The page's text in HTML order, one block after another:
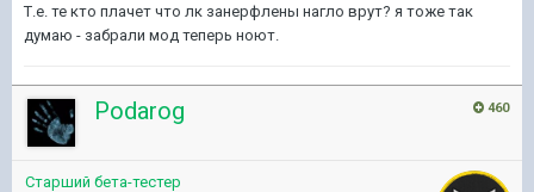
Т.е. те кто плачет что лк занерфлены нагло врут? я тоже так
думаю - забрали мод теперь ноют.
460
Podarog
Старший бета-тестер